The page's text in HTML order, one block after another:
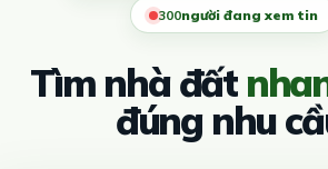
297người đang xem tin
Tìm nhà đất
đúng nhu